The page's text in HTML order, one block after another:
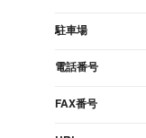
駐車場
電話番号
FAX番号